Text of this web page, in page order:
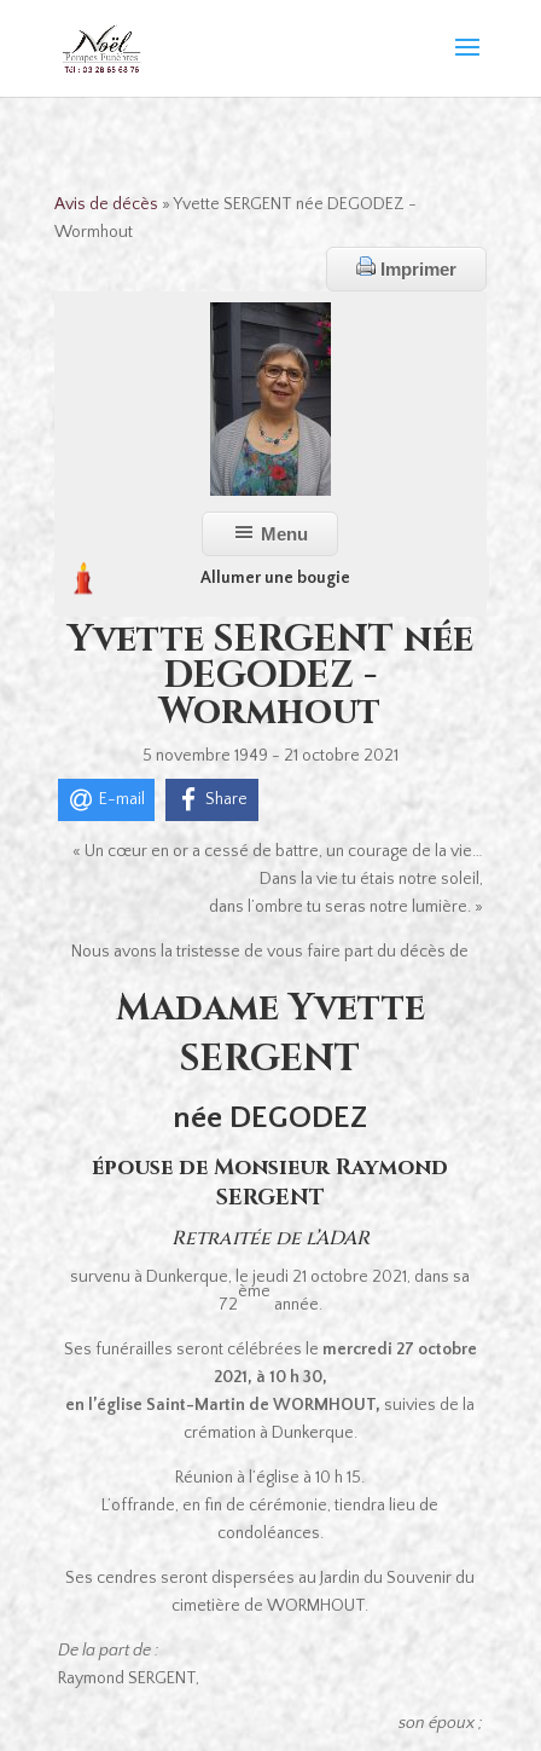
Avis de décès » Yvette SERGENT née DEGODEZ -
Wormhout
Imprimer
Menu
Allumer une bougie
Yvette SERGENT née
DEGODEZ -
Wormhout
5 novembre 1949 - 21 octobre 2021
E-mail Share
« Un cœur en or a cessé de battre, un courage de la vie…
Dans la vie tu étais notre soleil,
dans l’ombre tu seras notre lumière. »
Nous avons la tristesse de vous faire part du décès de
Madame Yvette
SERGENT
née DEGODEZ
épouse de Monsieur Raymond
SERGENT
Retraitée de l’ADAR
survenu à Dunkerque, le jeudi 21 octobre 2021, dans sa
72
ème
année.
Ses funérailles seront célébrées le mercredi 27 octobre
2021, à 10 h 30,
en l’église Saint-Martin de WORMHOUT, suivies de la
crémation à Dunkerque.
Réunion à l’église à 10 h 15.
L’offrande, en fin de cérémonie, tiendra lieu de
condoléances.
Ses cendres seront dispersées au Jardin du Souvenir du
cimetière de WORMHOUT.
De la part de :
Raymond SERGENT,
son époux ;